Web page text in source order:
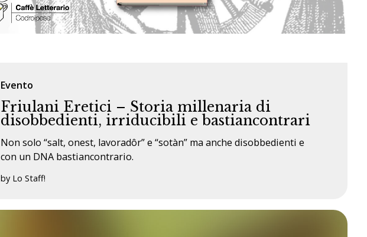
Evento
Friulani Eretici – Storia millenaria di
disobbedienti, irriducibili e bastiancontrari
Non solo “salt, onest, lavoradôr” e “sotàn” ma anche disobbedienti e
con un DNA bastiancontrario.
by Lo Staff!